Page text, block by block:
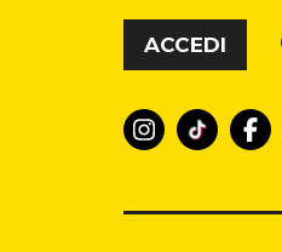
Vai al contenuto
ACCEDI